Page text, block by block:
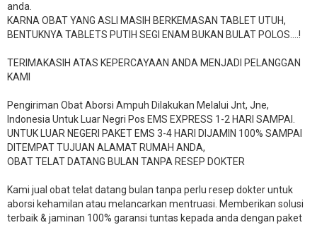
anda.
KARNA OBAT YANG ASLI MASIH BERKEMASAN TABLET UTUH,
BENTUKNYA TABLETS PUTIH SEGI ENAM BUKAN BULAT POLOS….!
TERIMAKASIH ATAS KEPERCAYAAN ANDA MENJADI PELANGGAN
KAMI
Pengiriman Obat Aborsi Ampuh Dilakukan Melalui Jnt, Jne,
Indonesia Untuk Luar Negri Pos EMS EXPRESS 1-2 HARI SAMPAI.
UNTUK LUAR NEGERI PAKET EMS 3-4 HARI DIJAMIN 100% SAMPAI
DITEMPAT TUJUAN ALAMAT RUMAH ANDA,
OBAT TELAT DATANG BULAN TANPA RESEP DOKTER
Kami jual obat telat datang bulan tanpa perlu resep dokter untuk
aborsi kehamilan atau melancarkan mentruasi. Memberikan solusi
terbaik & jaminan 100% garansi tuntas kepada anda dengan paket